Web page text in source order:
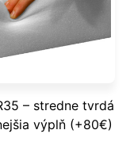
– stredne tvrdá
výplň (+80€)